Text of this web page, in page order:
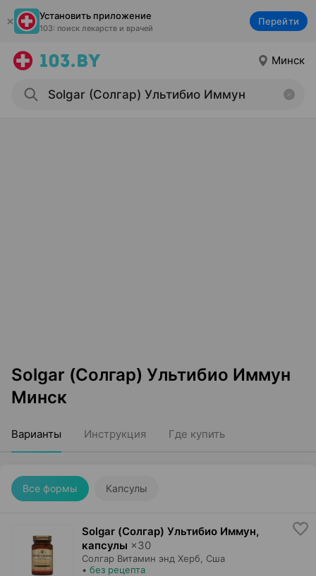
Установить приложение
103: поиск лекарств и врачей
Перейти
Минск
Solgar (Солгар) Ультибио Иммун
Минск
Варианты Инструкция Где купить
Все формы Капсулы
Solgar (Солгар) Ультибио Иммун,
капсулы ×30
Солгар Витамин энд Херб , Сша
• без рецепта